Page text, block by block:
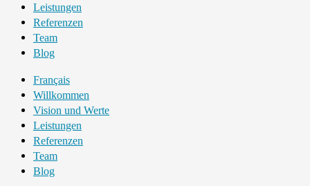
Leistungen
Referenzen
Team
Blog
Français
Willkommen
Vision und Werte
Leistungen
Referenzen
Team
Blog